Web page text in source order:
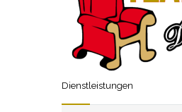
Dienstleistungen